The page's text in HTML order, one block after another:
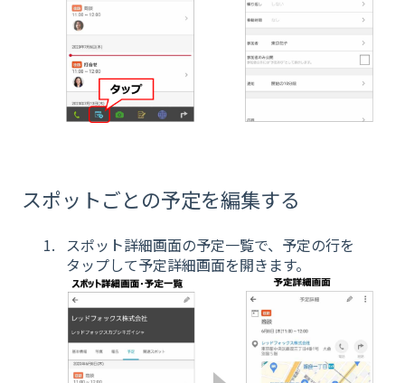
スポットごとの予定を編集する
スポット詳細画面の予定一覧で、予定の行を
タップして予定詳細画面を開きます。